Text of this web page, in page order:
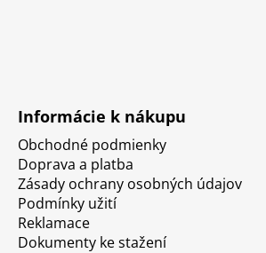
Informácie k nákupu
Obchodné podmienky
Doprava a platba
Zásady ochrany osobných údajov
Podmínky užití
Reklamace
Dokumenty ke stažení